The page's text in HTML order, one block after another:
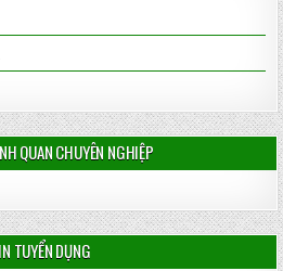
QUAN CHUYÊN NGHIỆP
TUYỂN DỤNG